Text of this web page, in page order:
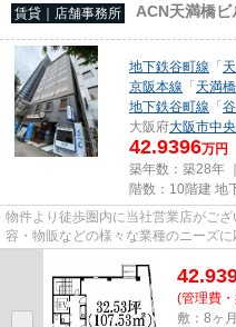
賃貸｜店舗事務所 ACN天満橋ビ
地下鉄谷町線 「
京阪本線 「天満橋
地下鉄谷町線 「
大阪府大阪市中
42.9396万円
築年数：築28年
階数：10階建 地
物件より徒歩圏内に当社営業店がご
容・物販などの様々な業種のニーズ
尚、弊社ではおとり広告は一切...
(管理費
敷：8ヶ